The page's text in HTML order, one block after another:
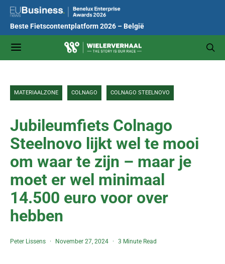
Beste Fietscontentplatform 2026 – België
MATERIAALZONE COLNAGO COLNAGO STEELNOVO
Jubileumfiets Colnago
Steelnovo lijkt wel te mooi
om waar te zijn – maar je
moet er wel minimaal
14.500 euro voor over
hebben
Peter Lissens November 27, 2024 3 Minute Read